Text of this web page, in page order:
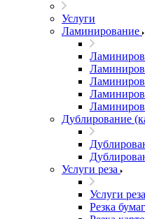
Услуги
Ламинирование
Дублирование
Услуги реза
Услуги реза
Резка